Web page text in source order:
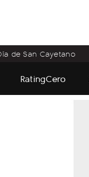
de San Cayetano
RatingCero